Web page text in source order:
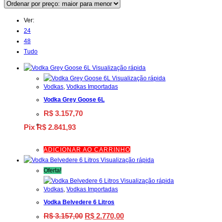
Ver:
24
48
Tudo
Visualização rápida
Pix R$ 2.841,93
Visualização rápida
Vodkas, Vodkas Importadas
Vodka Grey Goose 6L
R$ 3.157,70
ADICIONAR AO CARRINHO
Visualização rápida
Oferta!
Visualização rápida
Vodkas, Vodkas Importadas
Vodka Belvedere 6 Litros
R$3.157,00 O
preço
original
R$ 2.770,00Opreço
atual